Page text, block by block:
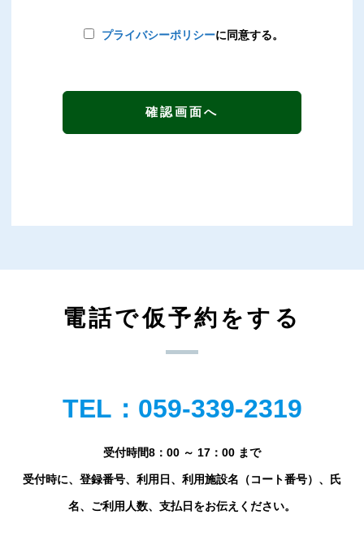
プライバシーポリシーに同意する。
電話で仮予約をする
TEL：059-339-2319
受付時間8：00 ～ 17：00 まで
受付時に、登録番号、利用日、利用施設名（コート番号）、氏
名、ご利用人数、支払日をお伝えください。